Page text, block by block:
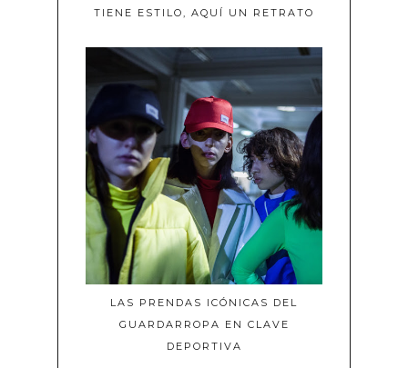
TIENE ESTILO, AQUÍ UN RETRATO
LAS PRENDAS ICÓNICAS DEL
GUARDARROPA EN CLAVE
DEPORTIVA